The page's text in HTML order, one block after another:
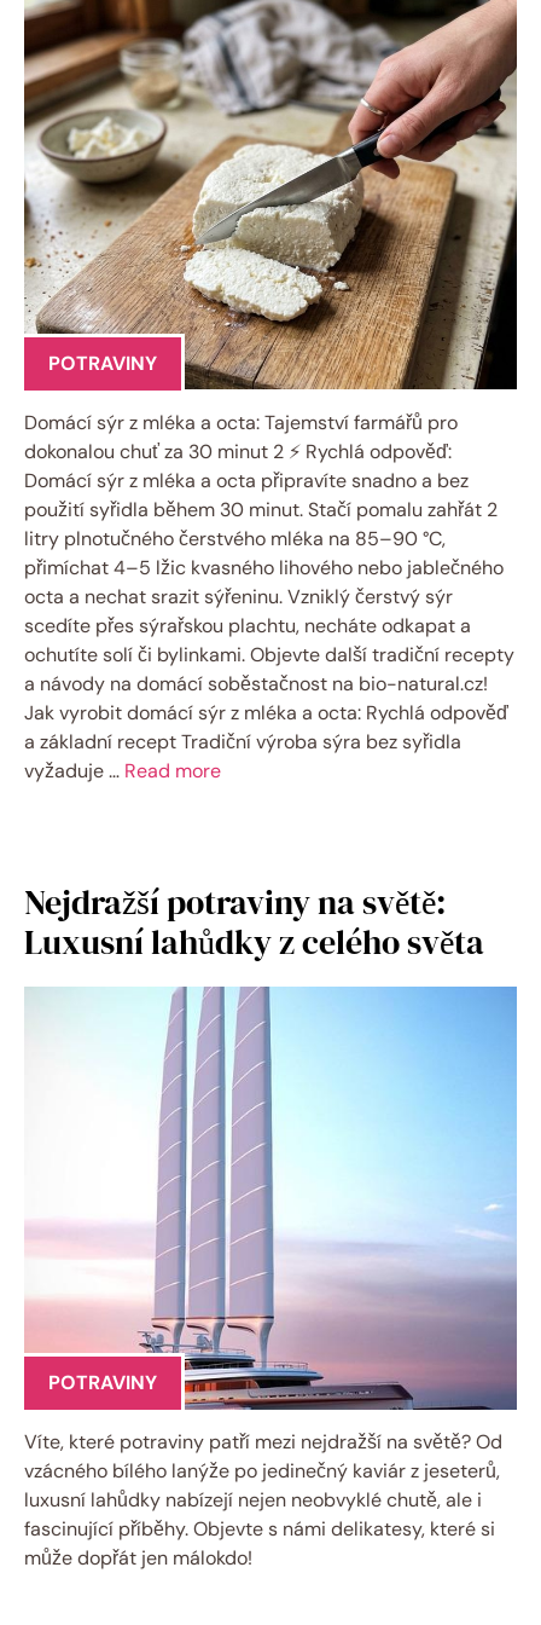
POTRAVINY
Domácí sýr z mléka a octa: Tajemství farmářů pro
dokonalou chuť za 30 minut 2 ⚡ Rychlá odpověď:
Domácí sýr z mléka a octa připravíte snadno a bez
použití syřidla během 30 minut. Stačí pomalu zahřát 2
litry plnotučného čerstvého mléka na 85–90 °C,
přimíchat 4–5 lžic kvasného lihového nebo jablečného
octa a nechat srazit sýřeninu. Vzniklý čerstvý sýr
scedíte přes sýrařskou plachtu, necháte odkapat a
ochutíte solí či bylinkami. Objevte další tradiční recepty
a návody na domácí soběstačnost na bio-natural.cz!
Jak vyrobit domácí sýr z mléka a octa: Rychlá odpověď
a základní recept Tradiční výroba sýra bez syřidla
vyžaduje … Read more
Nejdražší potraviny na světě:
Luxusní lahůdky z celého světa
POTRAVINY
Víte, které potraviny patří mezi nejdražší na světě? Od
vzácného bílého lanýže po jedinečný kaviár z jeseterů,
luxusní lahůdky nabízejí nejen neobvyklé chutě, ale i
fascinující příběhy. Objevte s námi delikatesy, které si
může dopřát jen málokdo!